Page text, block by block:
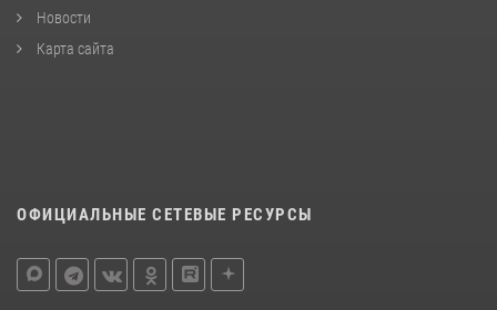
Новости
Карта сайта
ОФИЦИАЛЬНЫЕ СЕТЕВЫЕ РЕСУРСЫ